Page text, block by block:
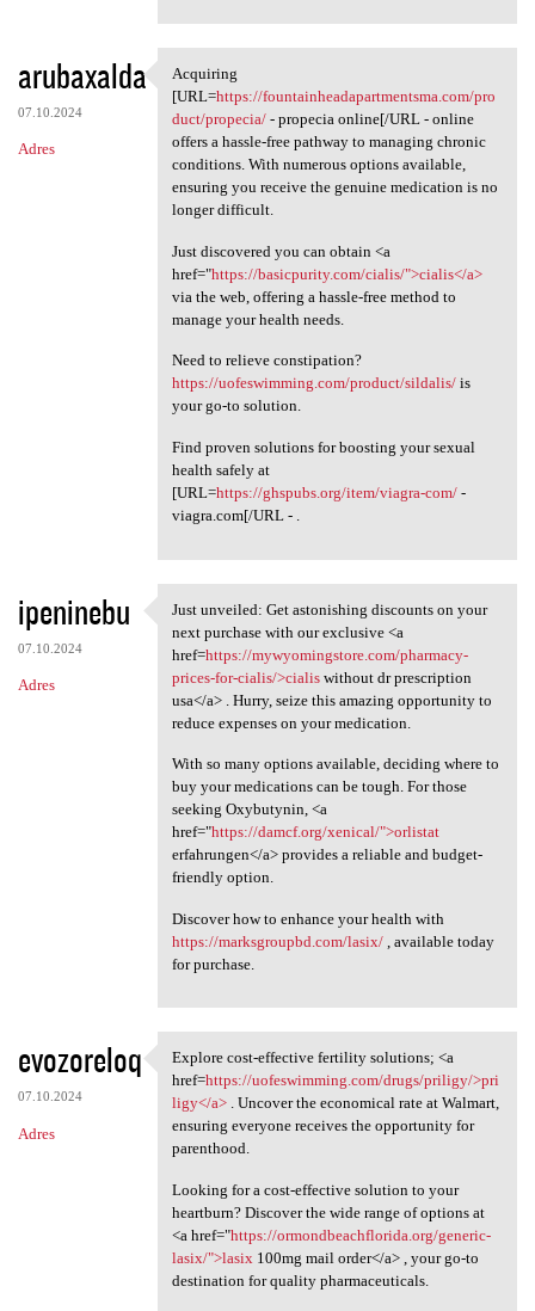
arubaxalda
07.10.2024
Adres
Acquiring [URL=https:/
Acquiring
[URL=https://fountainheadapartmentsma.com/pro
duct/propecia/- propecia online[/URL - online
offers a hassle-free pathway to managing chronic
conditions. With numerous options available,
ensuring you receive the genuine medication is no
longer difficult.
Just discovered you can obtain <a
href="https://basicpurity.com/cialis/">cialis</a>
via the web, offering a hassle-free method to
manage your health needs.
Need to relieve constipation?
https://uofeswimming.com/product/sildalis/is
your go-to solution.
Find proven solutions for boosting your sexual
health safely at
[URL=https://ghspubs.org/item/viagra-com/-
viagra.com[/URL - .
ipeninebu
07.10.2024
Adres
Just unveiled: Get
Just unveiled: Get astonishing discounts on your
next purchase with our exclusive <a
href=https://mywyomingstore.com/pharmacy-
prices-for-cialis/>cialiswithout dr prescription
usa</a> . Hurry, seize this amazing opportunity to
reduce expenses on your medication.
With so many options available, deciding where to
buy your medications can be tough. For those
seeking Oxybutynin, <a
href="https://damcf.org/xenical/">orlistat
erfahrungen</a> provides a reliable and budget-
friendly option.
Discover how to enhance your health with
https://marksgroupbd.com/lasix/, available today
for purchase.
evozoreloq
07.10.2024
Adres
Explore cost-effective
Explore cost-effective fertility solutions; <a
href=https://uofeswimming.com/drugs/priligy/>pri
ligy</a>. Uncover the economical rate at Walmart,
ensuring everyone receives the opportunity for
parenthood.
Looking for a cost-effective solution to your
heartburn? Discover the wide range of options at
<a href="https://ormondbeachflorida.org/generic-
lasix/">lasix 100mg mail order</a> , your go-to
destination for quality pharmaceuticals.